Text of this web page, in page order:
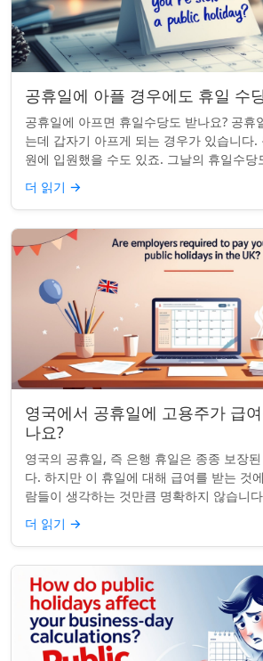
공휴일에 아플 경우에도 휴일 수
공휴일에 아프면 휴일수당도 받나요? 공휴
는데 갑자기 아프게 되는 경우가 있습니다.
원에 입원했을 수도 있죠. 그날의 휴일수당
이는 흔한 질문이며, 답변은 주...
더 읽기 →
영국에서 공휴일에 고용주가 급
나요?
영국의 공휴일, 즉 은행 휴일은 종종 보장
다. 하지만 이 휴일에 대해 급여를 받는 것
람들이 생각하는 것만큼 명확하지 않습니
나 하루 쉬는 것이 전적으로 계...
더 읽기 →